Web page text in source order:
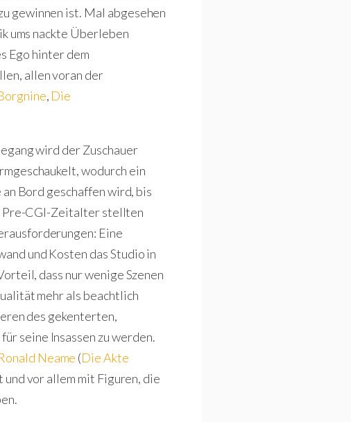
gewinnen ist. Mal abgesehen
ums nackte Überleben
Ego hinter dem
allen voran der
, Die
wird der Zuschauer
wodurch ein
Bord geschaffen wird, bis
Pre-CGI-Zeitalter stellten
Eine
und Kosten das Studio in
dass nur wenige Szenen
mehr als beachtlich
des gekenterten,
seine Insassen zu werden.
Neame (Die Akte
vor allem mit Figuren, die